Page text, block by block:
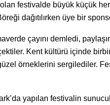
olan festivalde büyük küçük
dağıtılırken üye bir
çayını demledi,
Kent kültürü içinde
örneklerini sergilediler.
yapılan festivalin